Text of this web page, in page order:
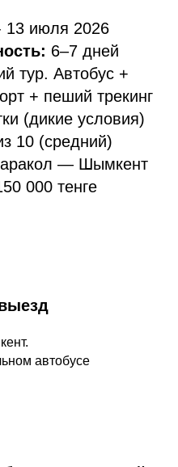
13 июля 2026
6–7 дней
тур. Автобус +
+ пеший трекинг
(дикие условия)
10 (средний)
— Шымкент
000 тенге
автобусе